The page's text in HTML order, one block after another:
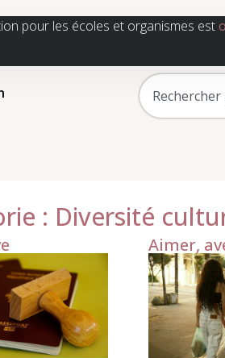
pour les écoles et organismes est
: Diversité
Aimer,